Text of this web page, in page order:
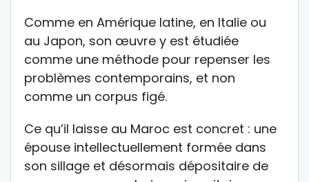
Comme en Amérique latine, en Italie ou
au Japon, son œuvre y est étudiée
comme une méthode pour repenser les
problèmes contemporains, et non
comme un corpus figé.
Ce qu’il laisse au Maroc est concret : une
épouse intellectuellement formée dans
son sillage et désormais dépositaire de